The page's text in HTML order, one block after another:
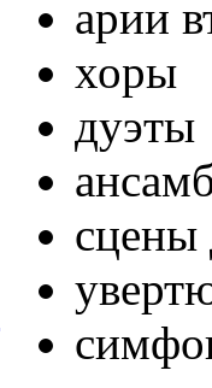
арии
хоры
дуэты
сцены